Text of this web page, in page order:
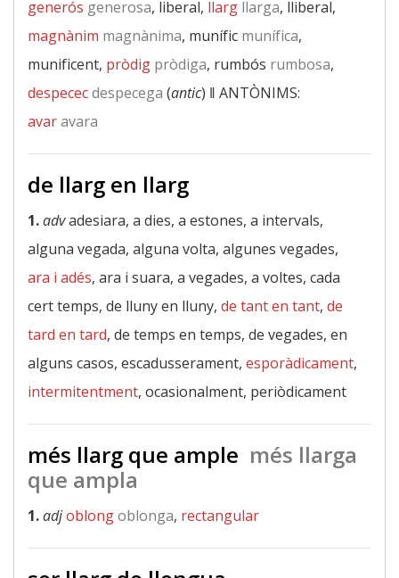
generós generosa, liberal, llarg llarga, lliberal,
magnànim magnànima, munífic munífica,
munificent, pròdig pròdiga, rumbós rumbosa,
despececdespecega (antic) ‖ ANTÒNIMS:
avaravara
de llarg en llarg
1.advadesiara, a dies, a estones, a intervals,
alguna vegada, alguna volta, algunes vegades,
ara i adés, ara i suara, a vegades, a voltes, cada
cert temps, de lluny en lluny, de tant en tant, de
tard en tard, de temps en temps, de vegades, en
alguns casos, escadusserament, esporàdicament,
intermitentment, ocasionalment, periòdicament
més llarg que ample més llarga
que ampla
1.adjoblongoblonga, rectangular